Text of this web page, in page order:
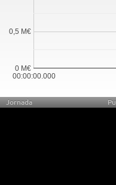
00:00:00.000
0 M€
0,5 M€
Jornada